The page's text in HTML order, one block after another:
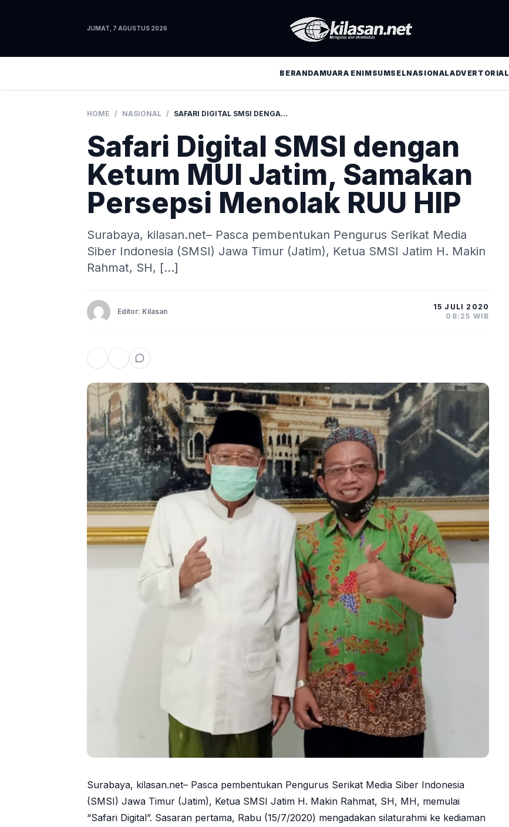
JUMAT, 7 AGUSTUS 2026
BERANDAMUARA ENIMSUMSELNASIONALADVERTORIAL
HOME / NASIONAL / SAFARI DIGITAL SMSI DENGAN KETUM MUI JATIM, SAMAKAN PERSEPSI MENOLAK RUU HIP
Safari Digital SMSI dengan
Ketum MUI Jatim, Samakan
Persepsi Menolak RUU HIP
Surabaya, kilasan.net– Pasca pembentukan Pengurus Serikat Media
Siber Indonesia (SMSI) Jawa Timur (Jatim), Ketua SMSI Jatim H. Makin
Rahmat, SH, […]
Editor: Kilasan
15 JULI 2020
08:25 WIB
Surabaya, kilasan.net– Pasca pembentukan Pengurus Serikat Media Siber Indonesia
(SMSI) Jawa Timur (Jatim), Ketua SMSI Jatim H. Makin Rahmat, SH, MH, memulai
“Safari Digital”. Sasaran pertama, Rabu (15/7/2020) mengadakan silaturahmi ke kediaman